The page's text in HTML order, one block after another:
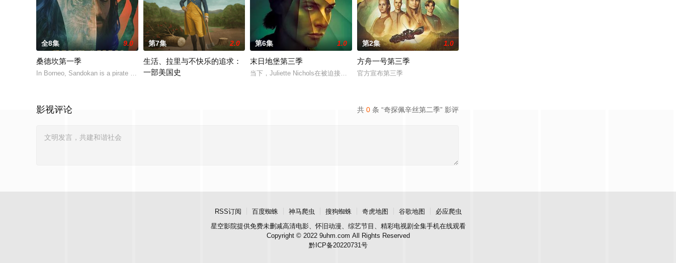
全8集 9.0
桑德坎第一季
In Borneo, Sandokan is a pirate who lives by the day: he fig
第7集 2.0
生活、拉里与不快乐的追求：
一部美国史
第6集 1.0
末日地堡第三季
当下，Juliette Nichols在被迫接受“净化”后幸存下来，但记忆却已丧失，而地堡正从叛乱中恢复，并面临着新的危
第2集 1.0
方舟一号第三季
官方宣布第三季
共 0 条 “奇探佩辛丝第二季” 影评
影视评论
RSS订阅 百度蜘蛛 神马爬虫 搜狗蜘蛛 奇虎地图 谷歌地图
必应爬虫
星空影院提供免费未删减高清电影、怀旧动漫、综艺节目、精彩电视剧全集手机在线观看
Copyright © 2022 9uhm.com All Rights Reserved
黔ICP备20220731号